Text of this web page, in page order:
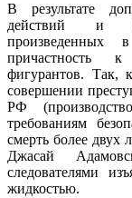
В результате
действий и
произведенных
причастность
фигурантов. Так,
совершении
РФ
требованиям
смерть более двух
Джасай
следователями
жидкостью.